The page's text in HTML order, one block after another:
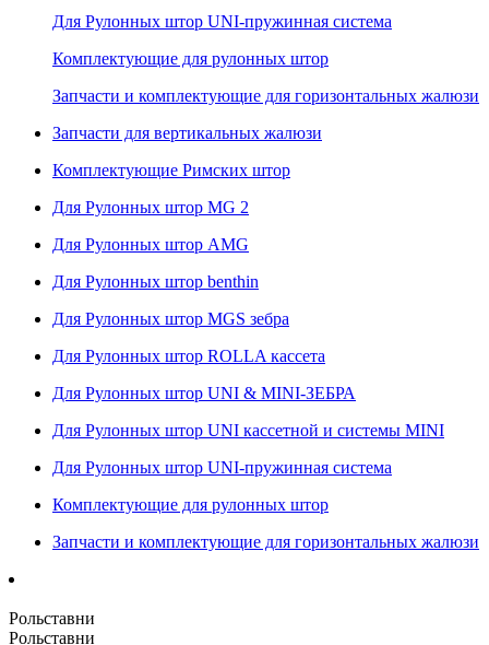
Для Рулонных штор UNI-пружинная система
Комплектующие для рулонных штор
Запчасти и комплектующие для горизонтальных жалюзи
Запчасти для вертикальных жалюзи
Комплектующие Римских штор
Для Рулонных штор MG 2
Для Рулонных штор AMG
Для Рулонных штор benthin
Для Рулонных штор MGS зебра
Для Рулонных штор ROLLA кассета
Для Рулонных штор UNI & MINI-ЗЕБРА
Для Рулонных штор UNI кассетной и системы MINI
Для Рулонных штор UNI-пружинная система
Комплектующие для рулонных штор
Запчасти и комплектующие для горизонтальных жалюзи
Рольставни
Рольставни